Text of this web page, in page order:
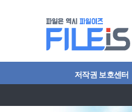
저작권 보호센터